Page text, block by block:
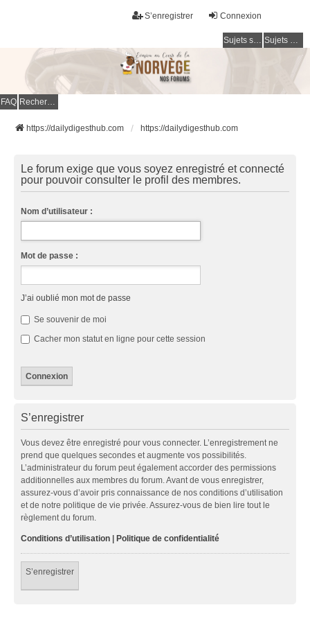
Connexion
S’enregistrer
Sujets sans réponse Sujets actifs
FAQ Rechercher
https://dailydigesthub.com https://dailydigesthub.com
Le forum exige que vous soyez enregistré et connecté
pour pouvoir consulter le profil des membres.
Nom d’utilisateur :
Mot de passe :
J’ai oublié mon mot de passe
Se souvenir de moi
Cacher mon statut en ligne pour cette session
S’enregistrer
Vous devez être enregistré pour vous connecter. L’enregistrement ne
prend que quelques secondes et augmente vos possibilités.
L’administrateur du forum peut également accorder des permissions
additionnelles aux membres du forum. Avant de vous enregistrer,
assurez-vous d’avoir pris connaissance de nos conditions d’utilisation
et de notre politique de vie privée. Assurez-vous de bien lire tout le
règlement du forum.
Conditions d’utilisation Politique de confidentialité
S’enregistrer